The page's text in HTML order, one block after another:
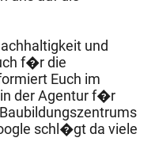
und
f�r die
Euch im
in der Agentur f�r
schl�gt da viele